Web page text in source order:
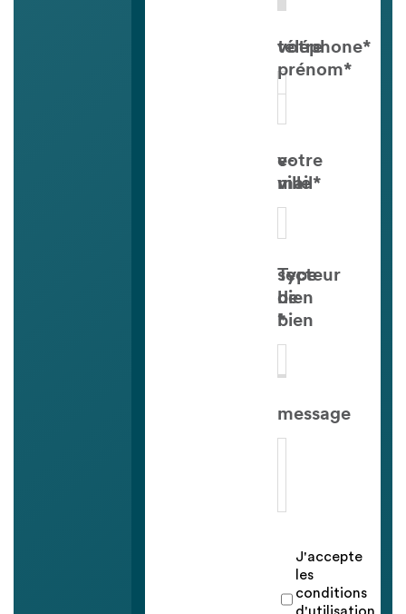
téléphone*
votre
prénom*
e-
mail*
votre
ville
Type
de
bien
secteur
bien
*
message
J'accepte
les
conditions